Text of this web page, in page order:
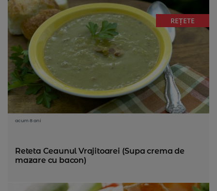
REȚETE
acum 8 ani
Reteta Ceaunul Vrajitoarei (Supa crema de
mazare cu bacon)